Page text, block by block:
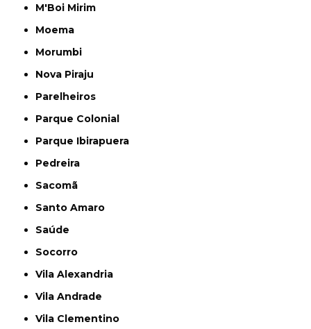
M'Boi Mirim
Moema
Morumbi
Nova Piraju
Parelheiros
Parque Colonial
Parque Ibirapuera
Pedreira
Sacomã
Santo Amaro
Saúde
Socorro
Vila Alexandria
Vila Andrade
Vila Clementino